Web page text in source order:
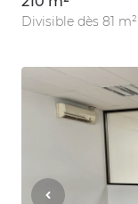
Divisible dès 81 m²